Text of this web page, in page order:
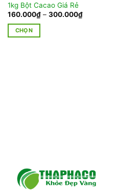
1kg Bột Cacao Giá Rẻ
160.000₫ – 300.000₫Khoảng
giá:
CHỌN
được
chọn